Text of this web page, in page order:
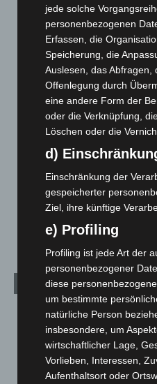
7. August 2026
Brand im „Haus der
6. August 2026
Region Hannover: 21 neue
Roten Kreuz
5. August 2026
Mann läuft mit
Zeugen
5. August 2026
Celle: Mensch stirbt bei
5. August 2026
Kategorien
Blaulicht
Corona-News
Hannover und Region
Langenhagen und Ortsteile
jede solche
personenbezogenen
Erfassen, die
Speicherung, die
Auslesen, das Abfragen,
Offenlegung durch
eine andere Form der
oder die Verknüpfung,
Löschen oder die
d)
Einschränkung der
gespeicherter
Ziel, ihre künftige
e) Profiling
Profiling ist jede Art der
personenbezogener
diese
um bestimmte
natürliche Person
insbesondere, um
wirtschaftlicher Lage,
Vorlieben, Interessen,
Aufenthaltsort oder